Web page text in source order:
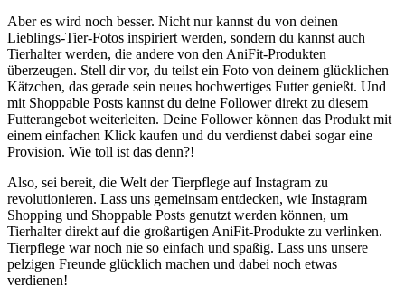
Aber ‌es ⁣wird ‍noch besser.⁢ Nicht nur kannst du von deinen
⁢Lieblings-Tier-Fotos⁢ inspiriert werden, sondern⁢ du kannst ⁢auch⁤
Tierhalter werden, ⁣die andere‍ von den AniFit-Produkten
überzeugen. Stell dir ‌vor, du ​teilst ⁢ein Foto‌ von deinem glücklichen
⁢Kätzchen,​ das gerade sein⁤ neues hochwertiges Futter genießt.‍ Und
mit Shoppable Posts kannst ‌du deine‌ Follower ​direkt zu diesem
Futterangebot weiterleiten. Deine Follower können das Produkt‌ mit​
einem einfachen Klick kaufen und du verdienst dabei sogar eine
Provision. Wie ‍toll ist das denn?!
Also, sei bereit, die Welt ‌der‌ Tierpflege ⁤auf Instagram zu
revolutionieren. Lass uns gemeinsam entdecken,⁤ wie Instagram
Shopping und‍ Shoppable‍ Posts genutzt​ werden können, um
Tierhalter direkt ‌auf die großartigen AniFit-Produkte zu verlinken.
Tierpflege ⁤war ⁣noch⁤ nie so einfach ​und spaßig. Lass uns ‌unsere
pelzigen Freunde⁢ glücklich machen und dabei noch etwas⁤
verdienen!